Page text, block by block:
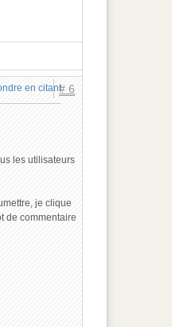
# 6
les utilisateurs
je clique
de commentaire